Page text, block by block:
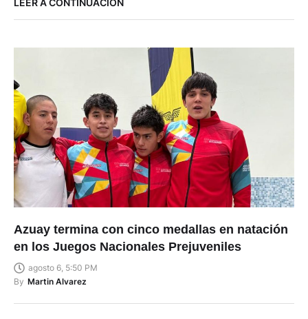
Azuay termina con cinco medallas en natación
en los Juegos Nacionales Prejuveniles
agosto 6, 5:50 PM
By Martin Alvarez